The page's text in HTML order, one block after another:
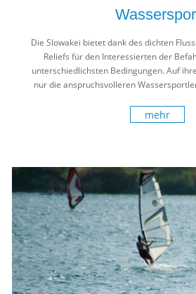
Die Slowakei bietet dank des dichten
Reliefs für den Interessierten der
unterschiedlichsten Bedingungen. Auf
nur die anspruchsvolleren
mehr